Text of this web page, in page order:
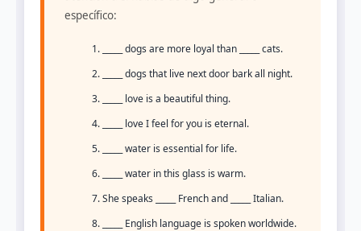
específico:
_____ dogs are more loyal than _____ cats.
_____ dogs that live next door bark all night.
_____ love is a beautiful thing.
_____ love I feel for you is eternal.
_____ water is essential for life.
_____ water in this glass is warm.
She speaks _____ French and _____ Italian.
_____ English language is spoken worldwide.